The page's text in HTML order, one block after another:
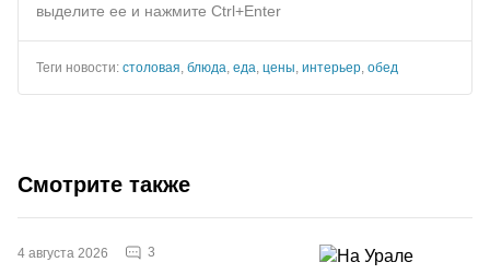
выделите ее и нажмите Ctrl+Enter
Теги новости: столовая, блюда, еда, цены, интерьер, обед
Смотрите также
4 августа 2026 3